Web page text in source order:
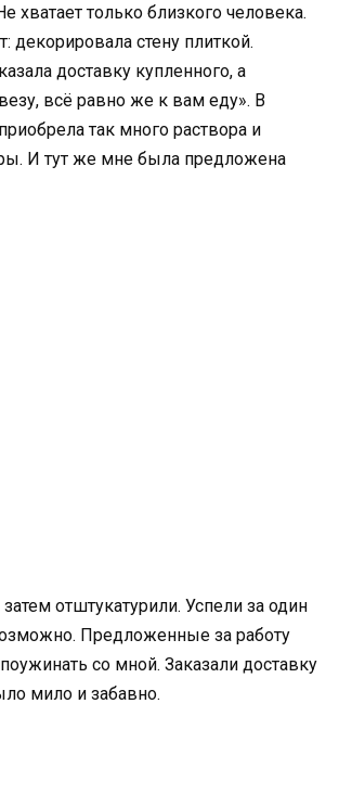
хватает только близкого человека.
декорировала стену плиткой.
доставку купленного, а
всё равно же к вам еду». В
так много раствора и
И тут же мне была предложена
отштукатурили. Успели за один
Предложенные за работу
со мной. Заказали доставку
мило и забавно.